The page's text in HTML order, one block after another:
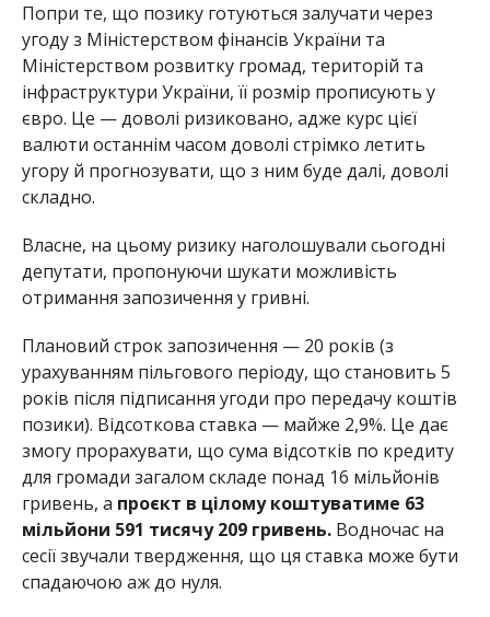
Попри те, що позику готуються залучати через
угоду з Міністерством фінансів України та
Міністерством розвитку громад, територій та
інфраструктури України, її розмір прописують у
євро. Це — доволі ризиковано, адже курс цієї
валюти останнім часом доволі стрімко летить
угору й прогнозувати, що з ним буде далі, доволі
складно.
Власне, на цьому ризику наголошували сьогодні
депутати, пропонуючи шукати можливість
отримання запозичення у гривні.
Плановий строк запозичення — 20 років (з
урахуванням пільгового періоду, що становить 5
років після підписання угоди про передачу коштів
позики). Відсоткова ставка — майже 2,9%. Це дає
змогу прорахувати, що сума відсотків по кредиту
для громади загалом складе понад 16 мільйонів
гривень, а проєкт в цілому коштуватиме 63
мільйони 591 тисячу 209 гривень. Водночас на
сесії звучали твердження, що ця ставка може бути
спадаючою аж до нуля.